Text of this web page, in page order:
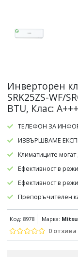
Инверторен
SRK25ZS-WF/
BTU, Клас:
ТЕЛЕФОН ЗА
ИЗВЪРШВАМЕ
Климатиците
Ефективност в
Ефективност в
Препоръчителен
Препоръчителен
кв.м/45куб.м
Код: 8978 Марка:
0 отзива